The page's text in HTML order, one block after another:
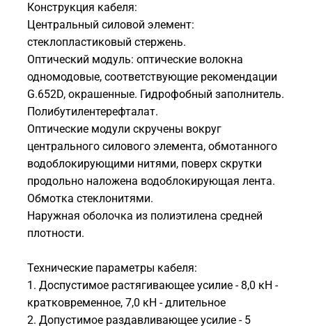
Конструкция кабеля:
Центральный силовой элемент:
стеклопластиковый стержень.
Оптический модуль: оптические волокна
одномодовые, соответствующие рекомендации
G.652D, окрашенные. Гидрофобный заполнитель.
Полибутилентерефталат.
Оптические модули скручены вокруг
центрального силового элемента, обмотанного
водоблокирующими нитями, поверх скрутки
продольно наложена водоблокирующая лента.
Обмотка стеклонитями.
Наружная оболочка из полиэтилена средней
плотности.
Технические параметры кабеля:
1. Доспустимое растягивающее усилие - 8,0 кН -
кратковременное, 7,0 кН - длительное
2. Допустимое раздавливающее усилие - 5